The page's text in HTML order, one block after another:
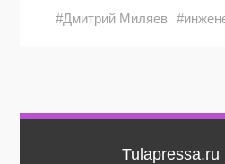
#Дмитрий Миляев
Tulapressa.ru